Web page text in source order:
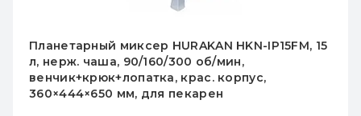
Планетарный миксер HURAKAN HKN-IP15FM, 15
л, нерж. чаша, 90/160/300 об/мин,
венчик+крюк+лопатка, крас. корпус,
360×444×650 мм, для пекарен